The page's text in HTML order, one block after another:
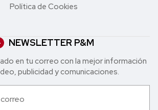
Política de Cookies
NEWSLETTER P&M
en tu correo con la mejor in formación
publicidad y comunicaciones.